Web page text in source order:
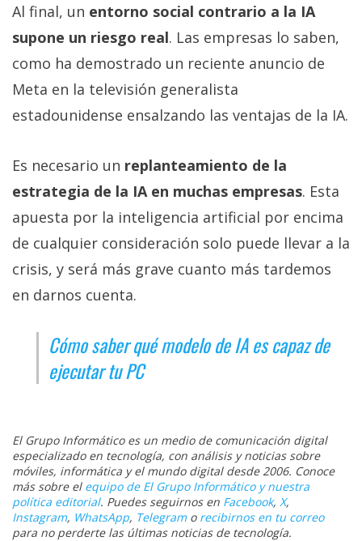
Al final, un entorno social contrario a la IA
supone un riesgo real. Las empresas lo saben,
como ha demostrado un reciente anuncio de
Meta en la televisión generalista
estadounidense ensalzando las ventajas de la IA.
Es necesario un replanteamiento de la
estrategia de la IA en muchas empresas. Esta
apuesta por la inteligencia artificial por encima
de cualquier consideración solo puede llevar a la
crisis, y será más grave cuanto más tardemos
en darnos cuenta.
Cómo saber qué modelo de IA es capaz de
ejecutar tu PC
El Grupo Informático es un medio de comunicación digital
especializado en tecnología, con análisis y noticias sobre
móviles, informática y el mundo digital desde 2006. Conoce
más sobre el equipo de El Grupo Informático y nuestra
política editorial. Puedes seguirnos en Facebook, X,
Instagram, WhatsApp, Telegramo recibirnos en tu correo
para no perderte las últimas noticias de tecnología.